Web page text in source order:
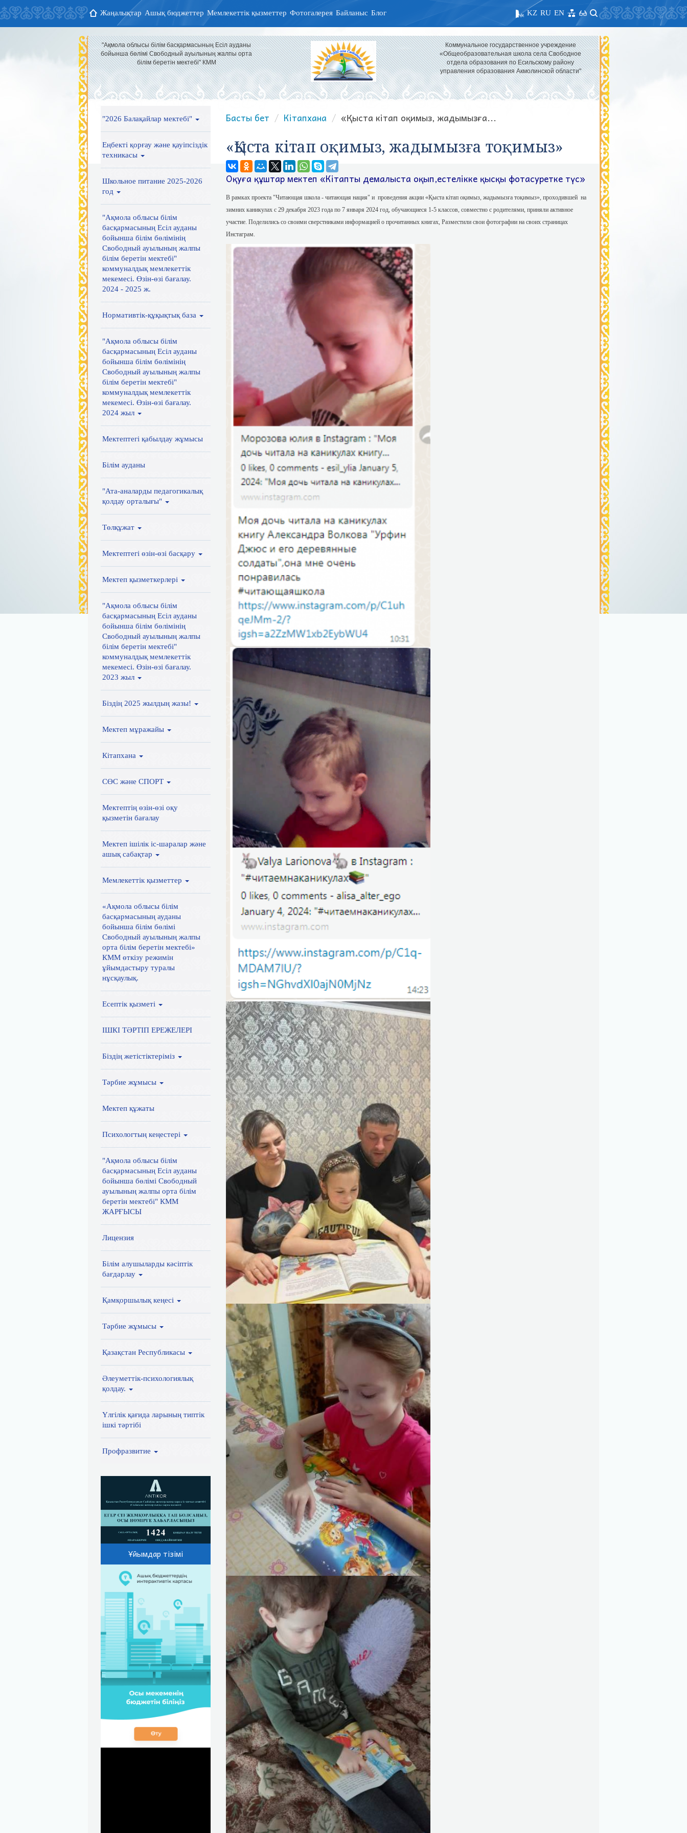
Жаңалықтар Ашық бюджеттер Мемлекеттік қызметтер Фотогалерея Байланыс Блог EN
RU
KZ
"Ақмола облысы білім басқармасының Есіл ауданы
бойынша бөлімі Свободный ауылының жалпы орта
білім беретін мектебі" КММ
Коммунальное государственное учреждение
«Общеобразовательная школа села Свободное
отдела образования по Есильскому району
управления образования Акмолинской области"
"2026 Балақайлар мектебі"
Еңбекті қорғау және қауіпсіздік
техникасы
Школьное питание 2025-2026
год
"Ақмола облысы білім
басқармасының Есіл ауданы
бойынша білім бөлімінің
Свободный ауылының жалпы
білім беретін мектебі"
коммуналдық мемлекеттік
мекемесі. Өзін-өзі бағалау.
2024 - 2025 ж.
Нормативтік-құқықтық база
"Ақмола облысы білім
басқармасының Есіл ауданы
бойынша білім бөлімінің
Свободный ауылының жалпы
білім беретін мектебі"
коммуналдық мемлекеттік
мекемесі. Өзін-өзі бағалау.
2024 жыл
Мектептегі қабылдау жұмысы
Білім ауданы
"Ата-аналарды педагогикалық
қолдау орталығы"
Төлқұжат
Мектептегі өзін-өзі басқару
Мектеп қызметкерлері
"Ақмола облысы білім
басқармасының Есіл ауданы
бойынша білім бөлімінің
Свободный ауылының жалпы
білім беретін мектебі"
коммуналдық мемлекеттік
мекемесі. Өзін-өзі бағалау.
2023 жыл
Біздің 2025 жылдың жазы!
Мектеп мұражайы
Кітапхана
СӨС және СПОРТ
Мектептің өзін-өзі оқу
қызметін бағалау
Мектеп ішілік іс-шаралар және
ашық сабақтар
Мемлекеттік қызметтер
«Ақмола облысы білім
басқармасының ауданы
бойынша білім бөлімі
Свободный ауылының жалпы
орта білім беретін мектебі»
КММ өткізу режимін
ұйымдастыру туралы
нұсқаулық.
Есептік қызметі
ІШКІ ТӘРТІП ЕРЕЖЕЛЕРІ
Біздің жетістіктеріміз
Тәрбие жұмысы
Мектеп құжаты
Психологтың кеңестері
"Ақмола облысы білім
басқармасының Есіл ауданы
бойынша бөлімі Свободный
ауылының жалпы орта білім
беретін мектебі" КММ
ЖАРҒЫСЫ
Лицензия
Білім алушыларды кәсіптік
бағдарлау
Қамқоршылық кеңесі
Тәрбие жұмысы
Қазақстан Республикасы
Әлеуметтік-психологиялық
қолдау.
Үлгілік қағида ларының типтік
ішкі тәртібі
Профразвитие
Ұйымдар тізімі
Басты бет Кітапхана «Қыста кітап оқимыз, жадымызға...
«Қыста кітап оқимыз, жадымызға тоқимыз»
Оқуға құштар мектеп «Кітапты демалыста оқып,естелікке қысқы фотасуретке түс»
В рамках проекта "Читающая школа - читающая нация" и проведения акции «Қыста кітап оқимыз, жадымызға тоқимыз», проходившей на
зимних каникулах с 29 декабря 2023 года по 7 января 2024 год, обучающиеся 1-5 классов, совместно с родителями, приняли активное
участие. Поделились со своими сверстниками информацией о прочитанных книгах, Разместили свои фотографии на своих страницах
Инстаграм.